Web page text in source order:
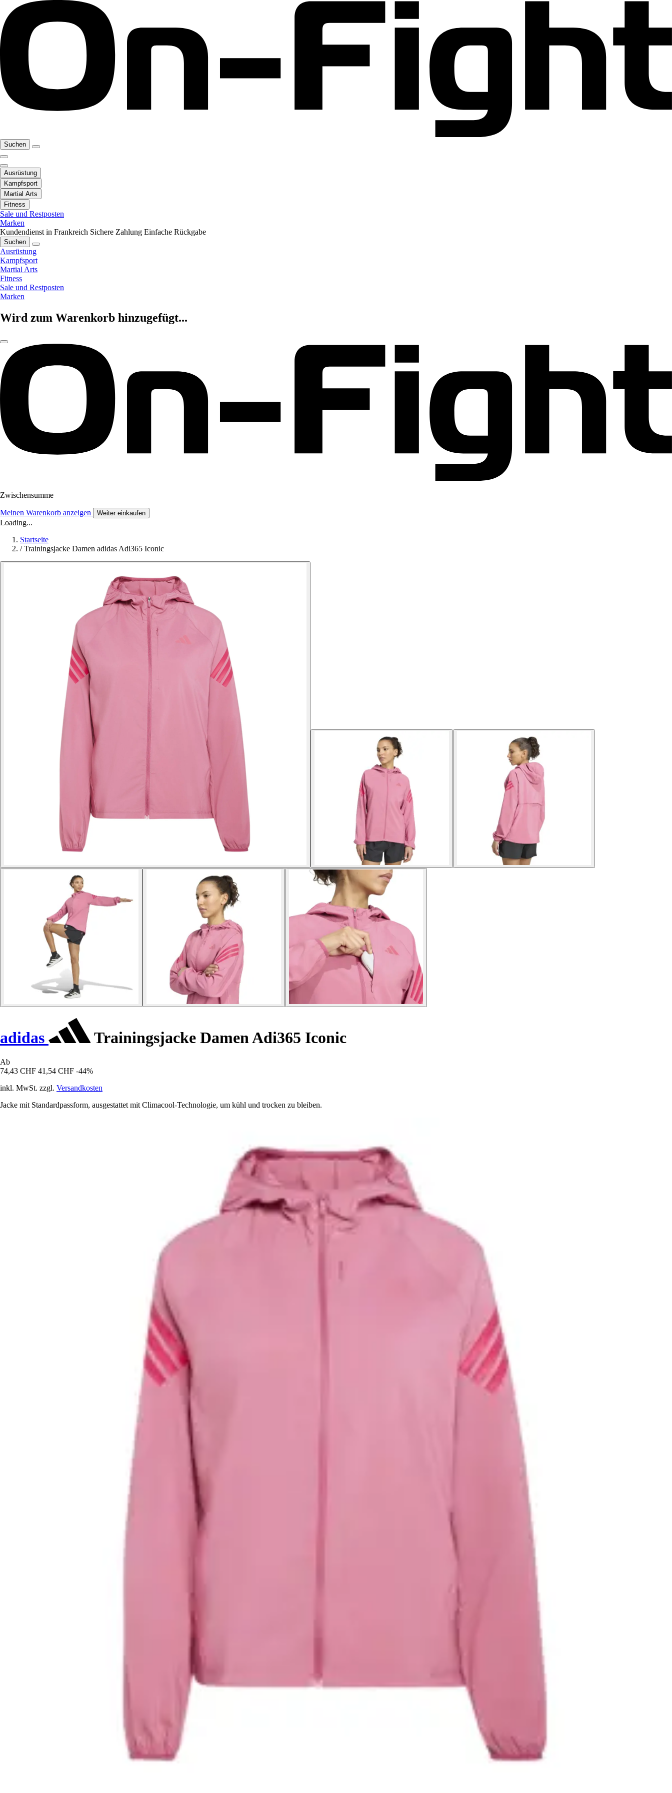
Suchen
Ausrüstung
Kampfsport
Martial Arts
Fitness
Sale und Restposten
Marken
Kundendienst in Frankreich Sichere Zahlung Einfache Rückgabe
Suchen
Ausrüstung
Kampfsport
Martial Arts
Fitness
Sale und Restposten
Marken
Wird zum Warenkorb hinzugefügt...
Zwischensumme
Meinen Warenkorb anzeigen Weiter einkaufen
Loading...
Startseite
/ Trainingsjacke Damen adidas Adi365 Iconic
adidas Trainingsjacke Damen Adi365 Iconic
Ab
74,43 CHF 41,54 CHF -44%
inkl. MwSt. zzgl. Versandkosten
Jacke mit Standardpassform, ausgestattet mit Climacool-Technologie, um kühl und trocken zu bleiben.